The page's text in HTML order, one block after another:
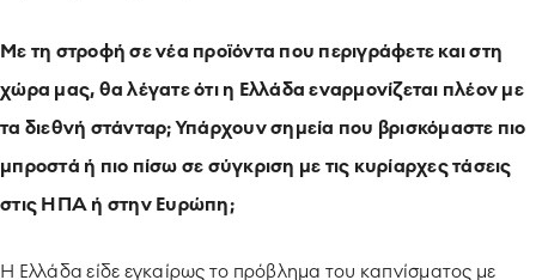
Με τη στροφή σε νέα προϊόντα που περιγράφετε και στη
χώρα μας, θα λέγατε ότι η Ελλάδα εναρμονίζεται πλέον με
τα διεθνή στάνταρ; Υπάρχουν σημεία που βρισκόμαστε πιο
μπροστά ή πιο πίσω σε σύγκριση με τις κυρίαρχες τάσεις
στις ΗΠΑ ή στην Ευρώπη;
Η Ελλάδα είδε εγκαίρως το πρόβλημα του καπνίσματος με